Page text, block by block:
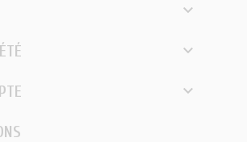


